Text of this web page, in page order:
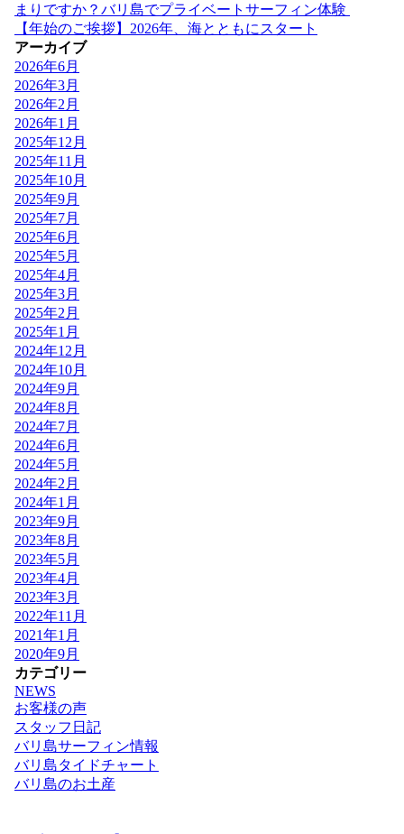
まりですか？バリ島でプライベートサーフィン体験
【年始のご挨拶】2026年、海とともにスタート
アーカイブ
2026年6月
2026年3月
2026年2月
2026年1月
2025年12月
2025年11月
2025年10月
2025年9月
2025年7月
2025年6月
2025年5月
2025年4月
2025年3月
2025年2月
2025年1月
2024年12月
2024年10月
2024年9月
2024年8月
2024年7月
2024年6月
2024年5月
2024年2月
2024年1月
2023年9月
2023年8月
2023年5月
2023年4月
2023年3月
2022年11月
2021年1月
2020年9月
カテゴリー
NEWS
お客様の声
スタッフ日記
バリ島サーフィン情報
バリ島タイドチャート
バリ島のお土産